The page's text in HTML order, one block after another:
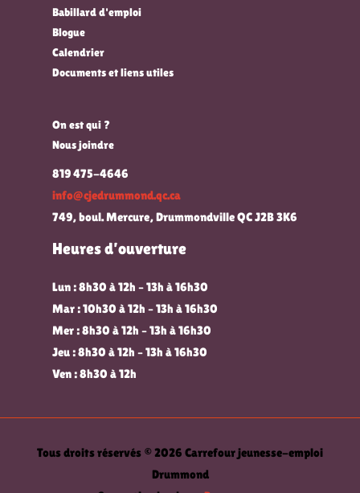
Babillard d'emploi
Blogue
Calendrier
Documents et liens utiles
On est qui ?
Nous joindre
819 475-4646
info@cjedrummond.qc.ca
749, boul. Mercure, Drummondville QC J2B 3K6
Heures d’ouverture
Lun : 8h30 à 12h – 13h à 16h30
Mar : 10h30 à 12h – 13h à 16h30
Mer : 8h30 à 12h – 13h à 16h30
Jeu : 8h30 à 12h – 13h à 16h30
Ven : 8h30 à 12h
Tous droits réservés © 2026 Carrefour jeunesse-emploi
Drummond